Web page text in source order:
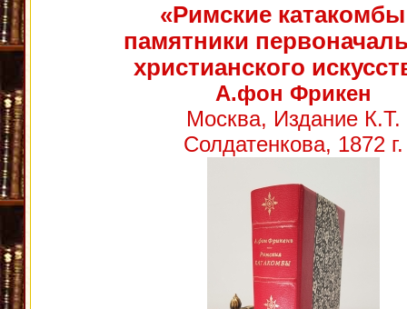
«Римские
памятники
христианского
А.фон Фрикен
Москва, Издание К.Т.
Солдатенкова, 1872 г.